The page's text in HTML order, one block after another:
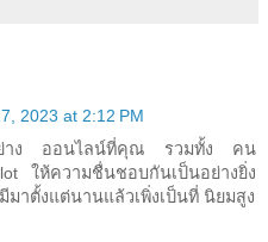
2023 at 2:12 PM
าง ออนไลน์ที่คุณ รวมทั้ง คน
ให้ความชื่นชอบกันเป็นอย่างยิ่ง
มาตั้งแต่นานแล้วเพิ่งเป็นที่ นิยมสูง